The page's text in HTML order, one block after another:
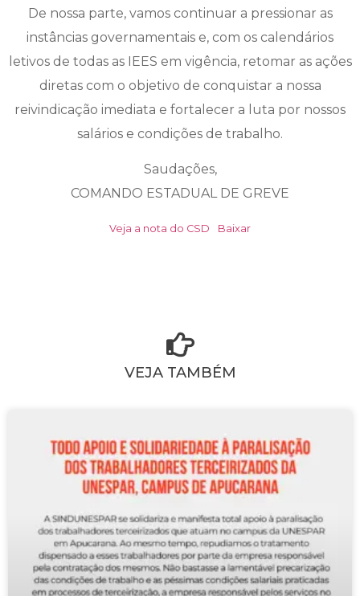
De nossa parte, vamos continuar a pressionar as
instâncias governamentais e, com os calendários
letivos de todas as IEES em vigência, retomar as ações
diretas com o objetivo de conquistar a nossa
reivindicação imediata e fortalecer a luta por nossos
salários e condições de trabalho.
Saudações,
COMANDO ESTADUAL DE GREVE
Veja a nota do CSD Baixar
VEJA TAMBÉM